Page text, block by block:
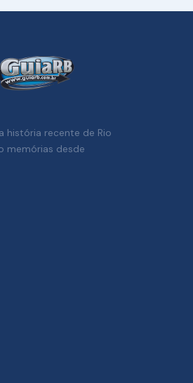
história recente de Rio
memórias desde